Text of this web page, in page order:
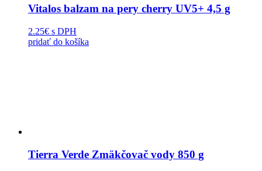
Vitalos balzam na pery cherry UV5+ 4,5 g
2.25€ s DPH
pridať do košíka
Tierra Verde Zmäkčovač vody 850 g